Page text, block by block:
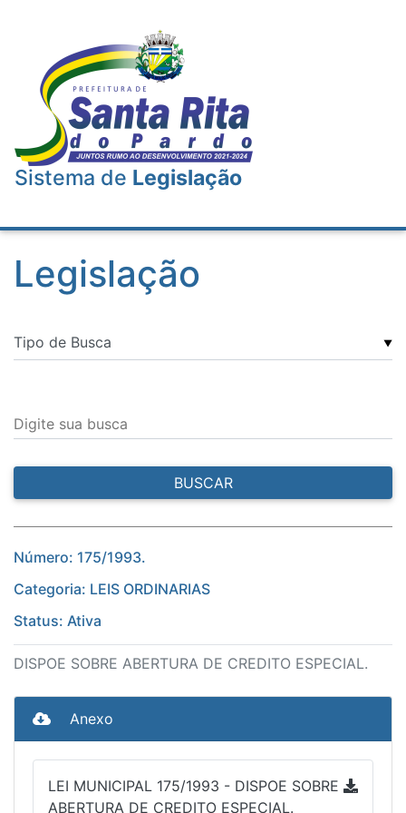
Sistema de Legislação
Legislação
▼
Digite sua busca
BUSCAR
Número: 175/1993.
Categoria: LEIS ORDINARIAS
Status: Ativa
DISPOE SOBRE ABERTURA DE CREDITO ESPECIAL.
Anexo
LEI MUNICIPAL 175/1993 - DISPOE SOBRE
ABERTURA DE CREDITO ESPECIAL.